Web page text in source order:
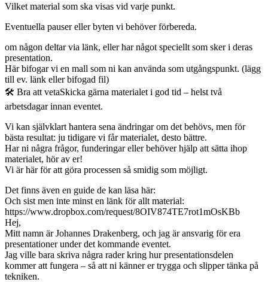
Vilket material som ska visas vid varje punkt.
Eventuella pauser eller byten vi behöver förbereda.
om någon deltar via länk, eller har något speciellt som sker i deras
presentation.
Här bifogar vi en mall som ni kan använda som utgångspunkt. (lägg
till ev. länk eller bifogad fil)
🛠️ Bra att vetaSkicka gärna materialet i god tid – helst två
arbetsdagar innan eventet.
Vi kan självklart hantera sena ändringar om det behövs, men för
bästa resultat: ju tidigare vi får materialet, desto bättre.
Har ni några frågor, funderingar eller behöver hjälp att sätta ihop
materialet, hör av er!
Vi är här för att göra processen så smidig som möjligt.
Det finns även en guide de kan läsa här:
Och sist men inte minst en länk för allt material:
https://www.dropbox.com/request/8OIV874TE7rot1mOsKBb
Hej,
Mitt namn är Johannes Drakenberg, och jag är ansvarig för era
presentationer under det kommande eventet.
Jag ville bara skriva några rader kring hur presentationsdelen
kommer att fungera – så att ni känner er trygga och slipper tänka på
tekniken.